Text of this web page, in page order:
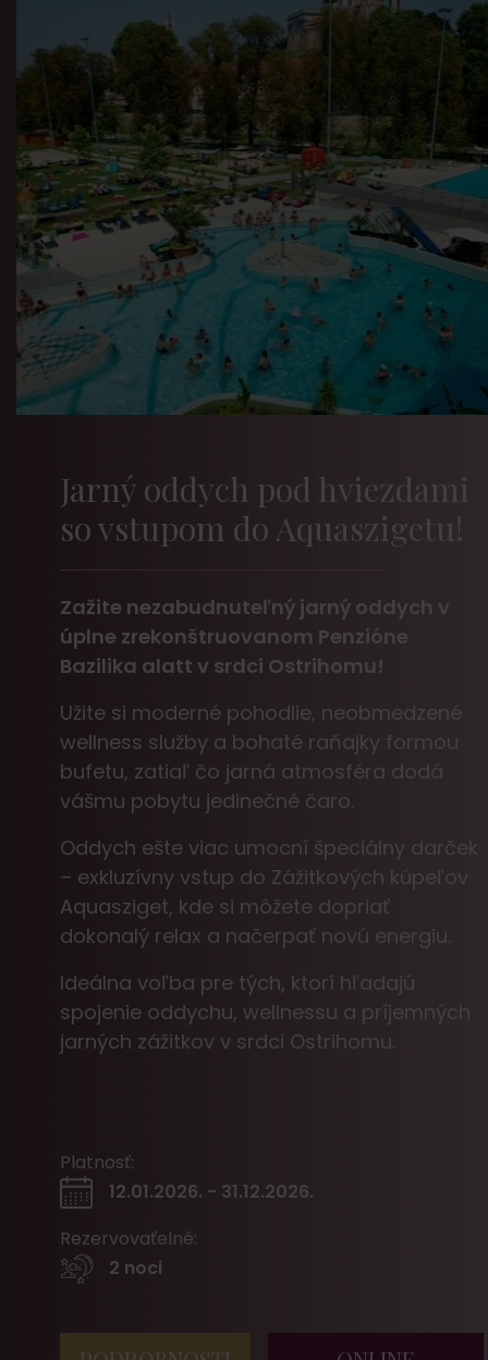
Jarný oddych pod hviezdami
so vstupom do Aquaszigetu!
Zažite nezabudnuteľný jarný oddych v
úplne zrekonštruovanom Penzióne
Bazilika alatt v srdci Ostrihomu!
Užite si moderné pohodlie, neobmedzené
wellness služby a bohaté raňajky formou
bufetu, zatiaľ čo jarná atmosféra dodá
vášmu pobytu jedinečné čaro.
Oddych ešte viac umocní špeciálny darček
– exkluzívny vstup do Zážitkových kúpeľov
Aquasziget, kde si môžete dopriať
dokonalý relax a načerpať novú energiu.
Ideálna voľba pre tých, ktorí hľadajú
spojenie oddychu, wellnessu a príjemných
jarných zážitkov v srdci Ostrihomu.
Platnosť:
12.01.2026. - 31.12.2026.
Rezervovaťelné:
2 noci